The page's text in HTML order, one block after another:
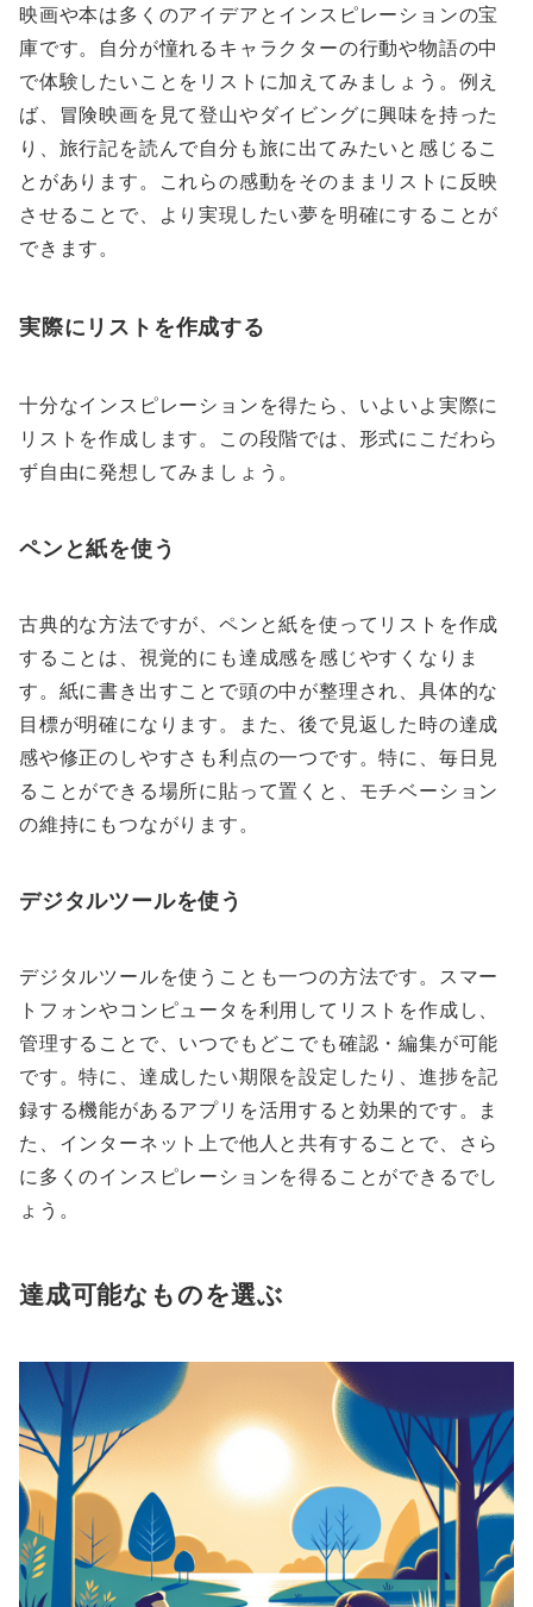
映画や本は多くのアイデアとインスピレーションの宝
庫です。自分が憧れるキャラクターの行動や物語の中
で体験したいことをリストに加えてみましょう。例え
ば、冒険映画を見て登山やダイビングに興味を持った
り、旅行記を読んで自分も旅に出てみたいと感じるこ
とがあります。これらの感動をそのままリストに反映
させることで、より実現したい夢を明確にすることが
できます。
実際にリストを作成する
十分なインスピレーションを得たら、いよいよ実際に
リストを作成します。この段階では、形式にこだわら
ず自由に発想してみましょう。
ペンと紙を使う
古典的な方法ですが、ペンと紙を使ってリストを作成
することは、視覚的にも達成感を感じやすくなりま
す。紙に書き出すことで頭の中が整理され、具体的な
目標が明確になります。また、後で見返した時の達成
感や修正のしやすさも利点の一つです。特に、毎日見
ることができる場所に貼って置くと、モチベーション
の維持にもつながります。
デジタルツールを使う
デジタルツールを使うことも一つの方法です。スマー
トフォンやコンピュータを利用してリストを作成し、
管理することで、いつでもどこでも確認・編集が可能
です。特に、達成したい期限を設定したり、進捗を記
録する機能があるアプリを活用すると効果的です。ま
た、インターネット上で他人と共有することで、さら
に多くのインスピレーションを得ることができるでし
ょう。
達成可能なものを選ぶ